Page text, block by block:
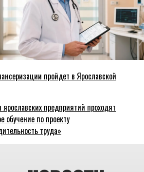
пройдет в Ярославской
ярославских предприятий проходят
обучение по проекту
труда»